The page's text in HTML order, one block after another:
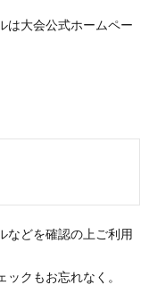
は大会公式ホームペー
などを確認の上ご利用
クもお忘れなく。